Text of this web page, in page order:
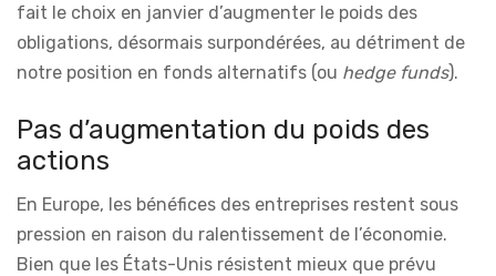
fait le choix en janvier d’augmenter le poids des
obligations, désormais surpondérées, au détriment de
notre position en fonds alternatifs (ou hedge funds).
Pas d’augmentation du poids des
actions
En Europe, les bénéfices des entreprises restent sous
pression en raison du ralentissement de l’économie.
Bien que les États-Unis résistent mieux que prévu